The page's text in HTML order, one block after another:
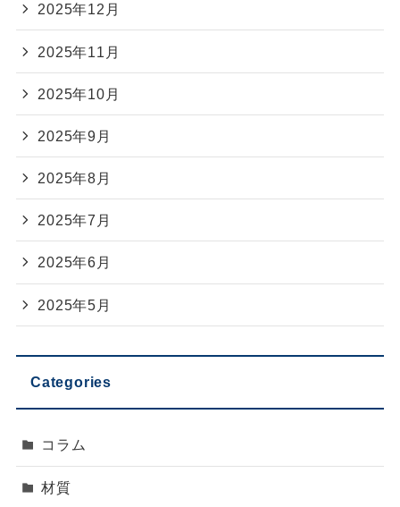
2025年12月
2025年11月
2025年10月
2025年9月
2025年8月
2025年7月
2025年6月
2025年5月
Categories
コラム
材質